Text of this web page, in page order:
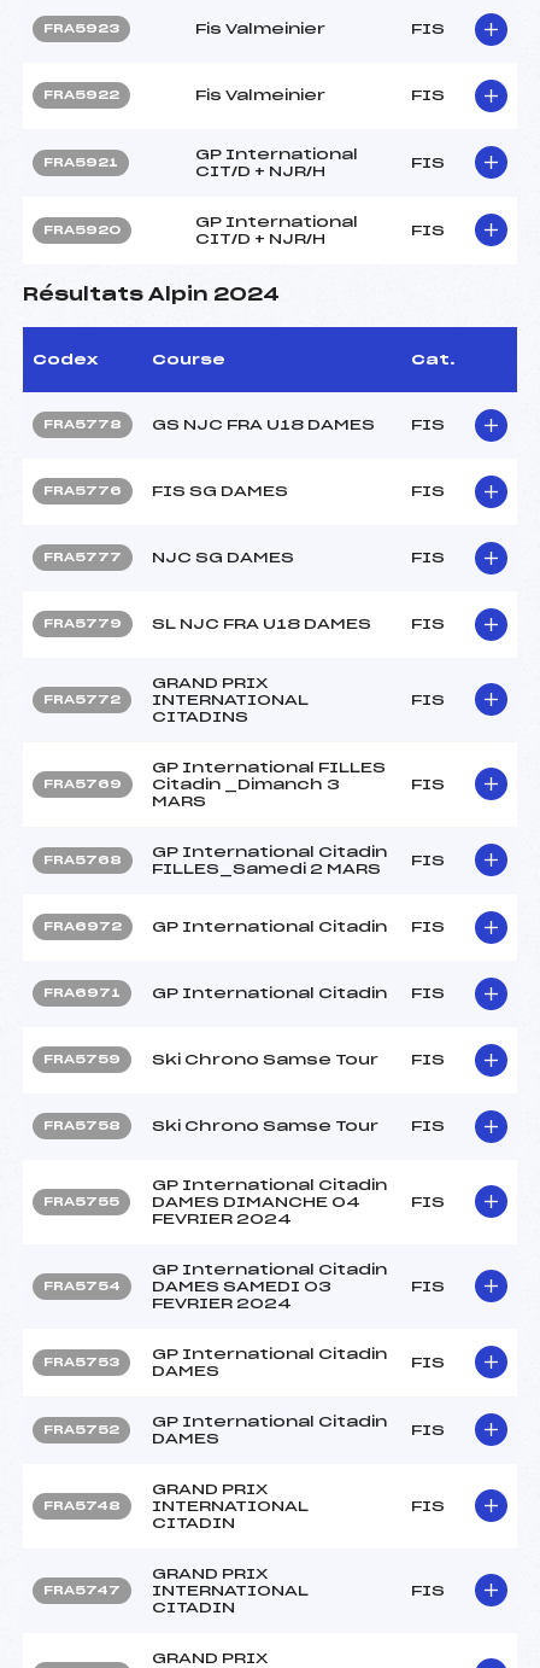
FRA5923 Fis Valmeinier FIS
FRA5922 Fis Valmeinier FIS
FRA5921
GP International
CIT/D + NJR/H
FIS
FRA5920
GP International
CIT/D + NJR/H
FIS
Résultats Alpin 2024
Codex Course Cat.
FRA5778 GS NJC FRA U18 DAMES FIS
FRA5776 FIS SG DAMES FIS
FRA5777 NJC SG DAMES FIS
FRA5779 SL NJC FRA U18 DAMES FIS
FRA5772
GRAND PRIX
INTERNATIONAL
CITADINS
FIS
FRA5769
GP International FILLES
Citadin _Dimanch 3
MARS
FIS
FRA5768
GP International Citadin
FILLES_Samedi 2 MARS
FIS
FRA6972 GP International Citadin FIS
FRA6971 GP International Citadin FIS
FRA5759 Ski Chrono Samse Tour FIS
FRA5758 Ski Chrono Samse Tour FIS
FRA5755
GP International Citadin
DAMES DIMANCHE 04
FEVRIER 2024
FIS
FRA5754
GP International Citadin
DAMES SAMEDI 03
FEVRIER 2024
FIS
FRA5753
GP International Citadin
DAMES
FIS
FRA5752
GP International Citadin
DAMES
FIS
FRA5748
GRAND PRIX
INTERNATIONAL
CITADIN
FIS
FRA5747
GRAND PRIX
INTERNATIONAL
CITADIN
FIS
GRAND PRIX